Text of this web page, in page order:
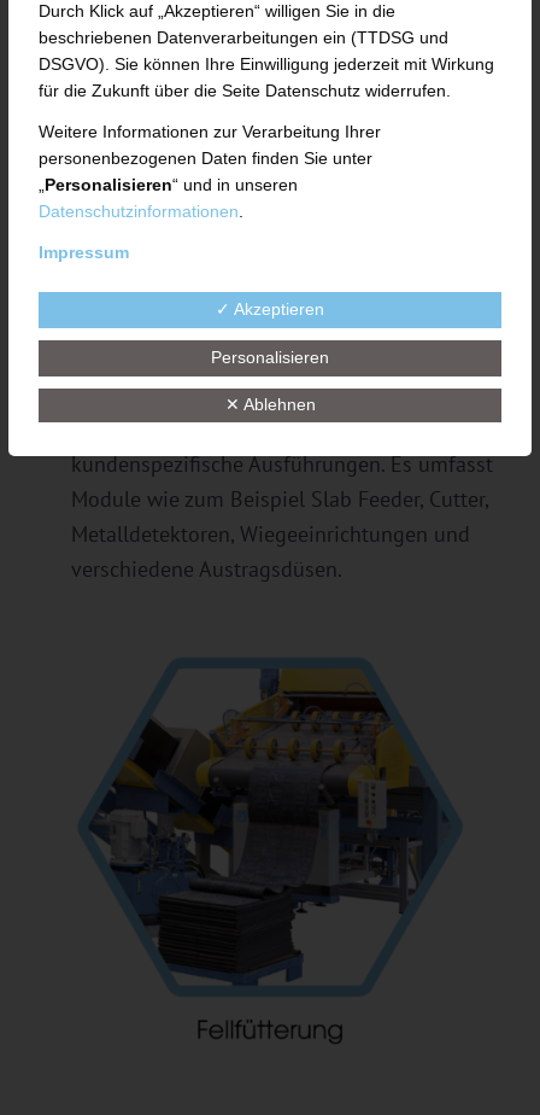
entwickelten bewährten Zwei-Walzen-
Plastifizierer (TRP) mit integrierter
Zahnradpumpe.
Innovativer Prozess zur besonders
schonenden und kontinuierlichen
Verarbeitung von Kautschukmischungen.
Zonen auf der Walzenlänge.
Eine alternative Lösung zu bestehenden
Verfahren.
Modulares Konzept ermöglicht
kundenspezifische Ausführungen. Es umfasst
Module wie zum Beispiel Slab Feeder, Cutter,
Metalldetektoren, Wiegeeinrichtungen und
verschiedene Austragsdüsen.
Durch Klick auf „Akzeptieren“ willigen Sie in die
beschriebenen Datenverarbeitungen ein (TTDSG und
DSGVO). Sie können Ihre Einwilligung jederzeit mit Wirkung
für die Zukunft über die Seite Datenschutz widerrufen.
Weitere Informationen zur Verarbeitung Ihrer
personenbezogenen Daten finden Sie unter
„Personalisieren“ und in unseren
Datenschutzinformationen.
Impressum
✓ Akzeptieren
Personalisieren
✕ Ablehnen